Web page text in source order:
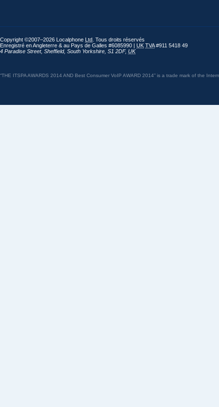
Copyright ©2007–2026 Localphone Ltd . Tous droits réservés
Enregistré en Angleterre & au Pays de Galles #6085990 | UK TVA#911 5418 49
4 Paradise Street, Sheffield, South Yorkshire S1 2DF, UK
“THE ITSPA AWARDS 2014 AND Best Consumer VoIP AWARD 2014” is a trade mark of the